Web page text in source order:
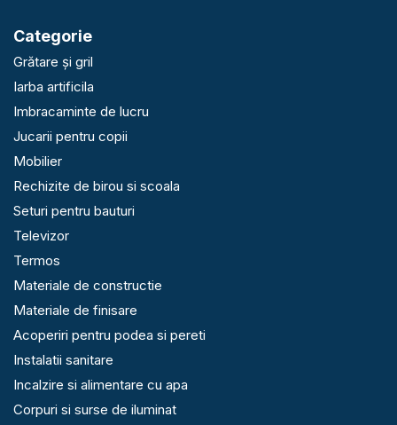
Categorie
Grătare și gril
Iarba artificila
Imbracaminte de lucru
Jucarii pentru copii
Mobilier
Rechizite de birou si scoala
Seturi pentru bauturi
Televizor
Termos
Materiale de constructie
Materiale de finisare
Acoperiri pentru podea si pereti
Instalatii sanitare
Incalzire si alimentare cu apa
Corpuri si surse de iluminat